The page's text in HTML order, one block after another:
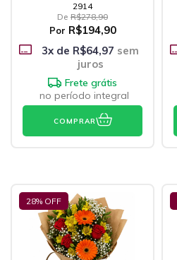
2914
De R$278,90
Por R$194,90
3x de R$64,97 sem
juros
Frete grátis
no período integral
COMPRAR
28% OFF